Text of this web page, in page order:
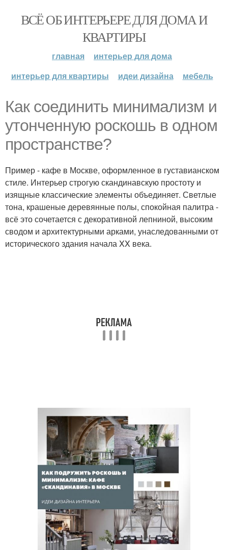
ВСЁ ОБ ИНТЕРЬЕРЕ ДЛЯ ДОМА И
КВАРТИРЫ
главная
интерьер для дома
интерьер для квартиры
идеи дизайна мебель
Как соединить минимализм и
утонченную роскошь в одном
пространстве?
Пример - кафе в Москве, оформленное в густавианском
стиле. Интерьер строгую скандинавскую простоту и
изящные классические элементы объединяет. Светлые
тона, крашеные деревянные полы, спокойная палитра -
всё это сочетается с декоративной лепниной, высоким
сводом и архитектурными арками, унаследованными от
исторического здания начала XX века.